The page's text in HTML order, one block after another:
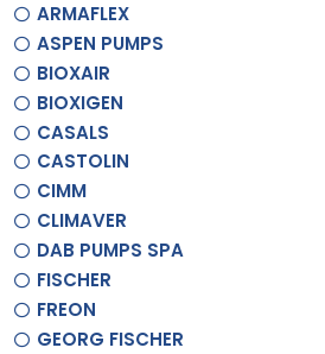
ARMAFLEX
ASPEN PUMPS
BIOXAIR
BIOXIGEN
CASALS
CASTOLIN
CIMM
CLIMAVER
DAB PUMPS SPA
FISCHER
FREON
GEORG FISCHER